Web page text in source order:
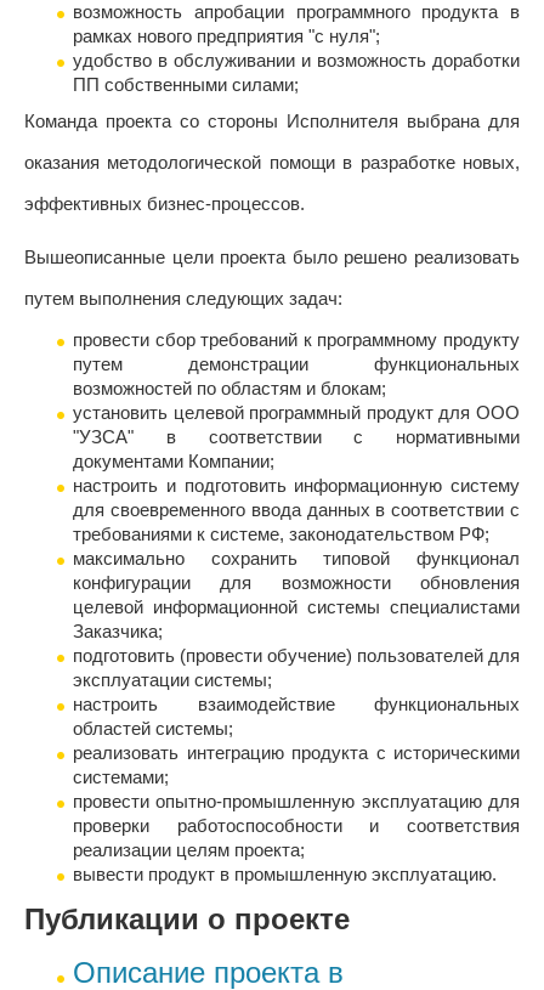
возможность апробации программного продукта в
рамках нового предприятия "с нуля";
удобство в обслуживании и возможность доработки
ПП собственными силами;
Команда проекта со стороны Исполнителя выбрана для
оказания методологической помощи в разработке новых,
эффективных бизнес-процессов.
Вышеописанные цели проекта было решено реализовать
путем выполнения следующих задач:
провести сбор требований к программному продукту
путем демонстрации функциональных
возможностей по областям и блокам;
установить целевой программный продукт для ООО
"УЗСА" в соответствии с нормативными
документами Компании;
настроить и подготовить информационную систему
для своевременного ввода данных в соответствии с
требованиями к системе, законодательством РФ;
максимально сохранить типовой функционал
конфигурации для возможности обновления
целевой информационной системы специалистами
Заказчика;
подготовить (провести обучение) пользователей для
эксплуатации системы;
настроить взаимодействие функциональных
областей системы;
реализовать интеграцию продукта с историческими
системами;
провести опытно-промышленную эксплуатацию для
проверки работоспособности и соответствия
реализации целям проекта;
вывести продукт в промышленную эксплуатацию.
Публикации о проекте
Описание проекта в